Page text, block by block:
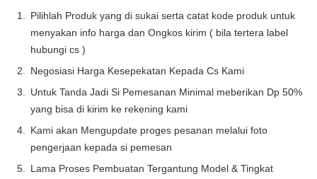
Pilihlah Produk yang di sukai serta catat kode produk untuk
menyakan info harga dan Ongkos kirim ( bila tertera label
hubungi cs )
Negosiasi Harga Kesepekatan Kepada Cs Kami
Untuk Tanda Jadi Si Pemesanan Minimal meberikan Dp 50%
yang bisa di kirim ke rekening kami
Kami akan Mengupdate proges pesanan melalui foto
pengerjaan kepada si pemesan
Lama Proses Pembuatan Tergantung Model & Tingkat